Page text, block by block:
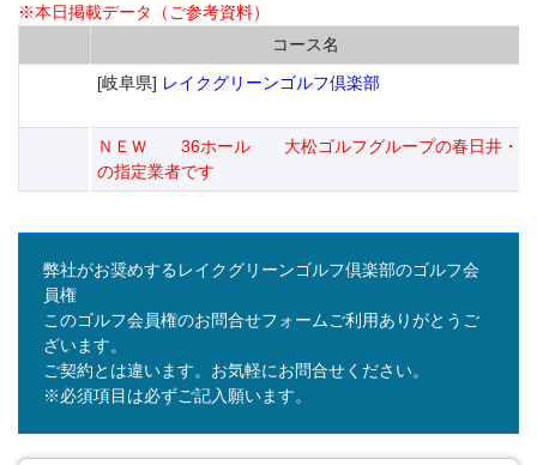
※本日掲載データ（ご参考資料）
コース名
[岐阜県] レイクグリーンゴルフ倶楽部
ＮＥＷ 36ホール 大松ゴルフグループの春日井・日
の指定業者です
弊社がお奨めするレイクグリーンゴルフ倶楽部のゴルフ会
員権
このゴルフ会員権のお問合せフォームご利用ありがとうご
ざいます。
ご契約とは違います。お気軽にお問合せください。
※必須項目は必ずご記入願います。